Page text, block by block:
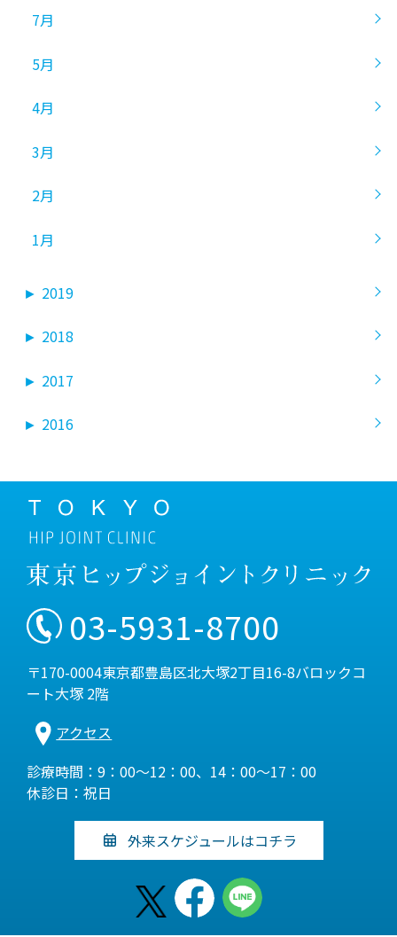
7月
5月
4月
3月
2月
1月
► 2019
► 2018
► 2017
► 2016
03-5931-8700
〒170-0004東京都豊島区北大塚2丁目16-8バロックコ
ート大塚 2階
アクセス
診療時間：9：00～12：00、14：00～17：00
休診日：祝日
外来スケジュールはコチラ